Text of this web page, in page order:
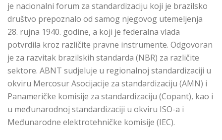
je nacionalni forum za standardizaciju koji je brazilsko
društvo prepoznalo od samog njegovog utemeljenja
28. rujna 1940. godine, a koji je federalna vlada
potvrdila kroz različite pravne instrumente. Odgovoran
je za razvitak brazilskih standarda (NBR) za različite
sektore. ABNT sudjeluje u regionalnoj standardizaciji u
okviru Mercosur Asocijacije za standardizaciju (AMN) i
Panameričke komisije za standardizaciju (Copant), kao i
u međunarodnoj standardizaciji u okviru ISO-a i
Međunarodne elektrotehničke komisije (IEC).